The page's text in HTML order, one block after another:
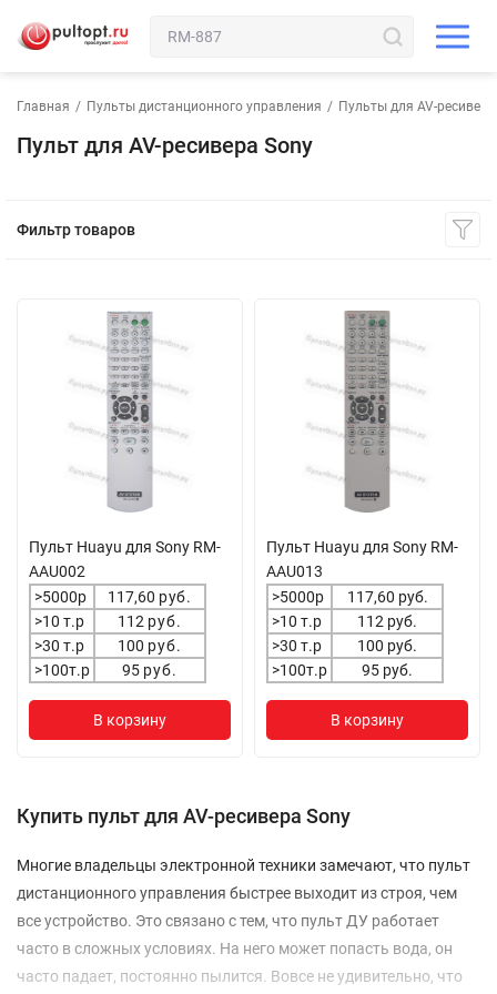
Главная / Пульты дистанционного управления / Пульты для AV-ресивера
Пульт для AV-ресивера Sony
Фильтр товаров
Пульт Huayu для Sony RM-
AAU002
>5000р
117,60 руб.
>10 т.р
112 руб.
>30 т.р
100 руб.
>100т.р
95 руб.
В корзину
Пульт Huayu для Sony RM-
AAU013
>5000р
117,60 руб.
>10 т.р
112 руб.
>30 т.р
100 руб.
>100т.р
95 руб.
В корзину
Купить пульт для AV-ресивера Sony
Многие владельцы электронной техники замечают, что пульт
дистанционного управления быстрее выходит из строя, чем
все устройство. Это связано с тем, что пульт ДУ работает
часто в сложных условиях. На него может попасть вода, он
часто падает, постоянно пылится. Вовсе не удивительно, что